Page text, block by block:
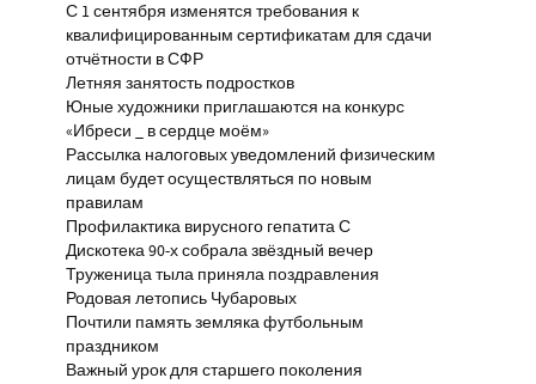
С 1 сентября изменятся требования к
квалифицированным сертификатам для сдачи
отчётности в СФР
Летняя занятость подростков
Юные художники приглашаются на конкурс
«Ибреси _ в сердце моём»
Рассылка налоговых уведомлений физическим
лицам будет осуществляться по новым
правилам
Профилактика вирусного гепатита С
Дискотека 90-х собрала звёздный вечер
Труженица тыла приняла поздравления
Родовая летопись Чубаровых
Почтили память земляка футбольным
праздником
Важный урок для старшего поколения